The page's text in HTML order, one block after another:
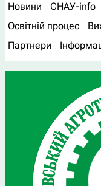
Новини СНАУ-info
Освітній процес
Партнери